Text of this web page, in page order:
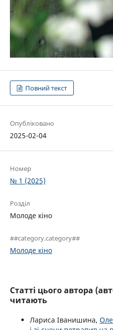
Повний текст
Опубліковано
2025-02-04
Номер
№ 1 (2025)
Розділ
Молоде кіно
##category.category##
Молоде кіно
Статті цього автора
читають
Лариса Іванишина,